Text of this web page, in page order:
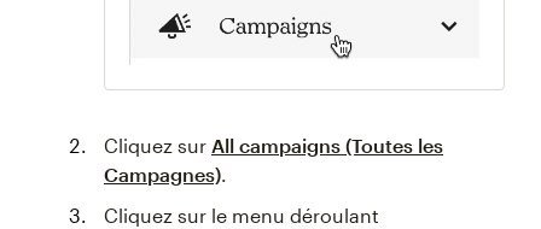
Cliquez sur All campaigns (Toutes les
Campagnes).
Cliquez sur le menu déroulant